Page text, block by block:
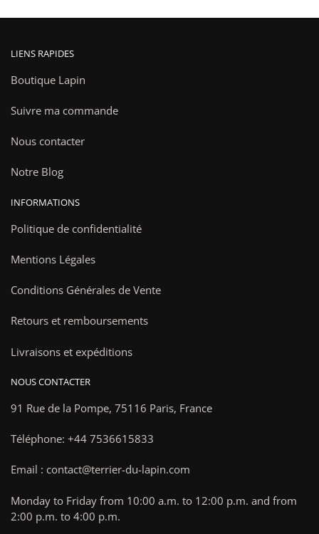
LIENS RAPIDES
Boutique Lapin
Suivre ma commande
Nous contacter
Notre Blog
INFORMATIONS
Politique de confidentialité
Mentions Légales
Conditions Générales de Vente
Retours et remboursements
Livraisons et expéditions
NOUS CONTACTER
91 Rue de la Pompe, 75116 Paris, France
Téléphone: +44 7536615833
Email : contact@terrier-du-lapin.com
Monday to Friday from 10:00 a.m. to 12:00 p.m. and from
2:00 p.m. to 4:00 p.m.